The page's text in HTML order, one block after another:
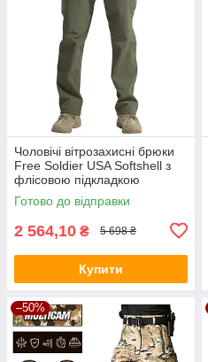
Чоловічі вітрозахисні брюки
Free Soldier USA Softshell з
флісовою підкладкою
Готово до відправки
2 564,10 ₴ 5 698 ₴
Купити
–50%